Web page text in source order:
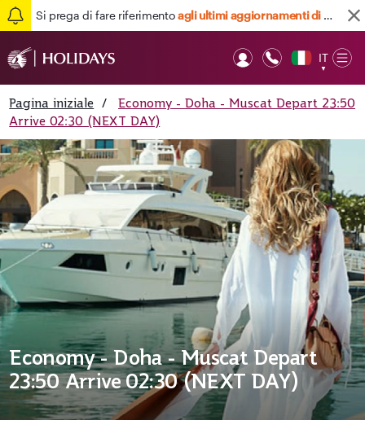
Si prega di fare riferimentoagli ultimi aggiornamenti di viaggio qui
IT
▼
Pagina iniziale /
Economy - Doha - Muscat Depart 23:50
Arrive 02:30 (NEXT DAY)
Economy - Doha - Muscat Depart
23:50 Arrive 02:30 (NEXT DAY)